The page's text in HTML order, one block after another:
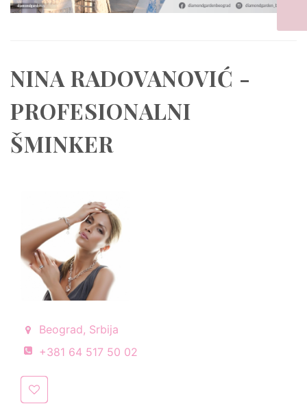
NINA RADOVANOVIĆ -
PROFESIONALNI
ŠMINKER
Beograd, Srbija
+381 64 517 50 02